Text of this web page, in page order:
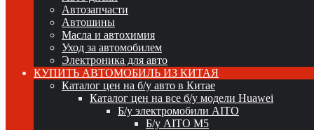
Автозапчасти
Автошины
Масла и автохимия
Уход за автомобилем
Электроника для авто
КУПИТЬ АВТОМОБИЛЬ ИЗ КИТАЯ
Каталог цен на б/у авто в Китае
Каталог цен на все б/у модели Huawei
Б/у электромобили AITO
Б/у AITO M5